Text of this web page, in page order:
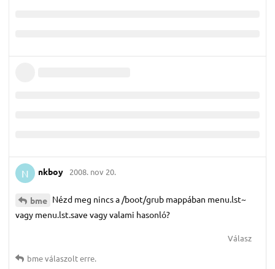
N nkboy 2008. nov 20.
bme Nézd meg nincs a /boot/grub mappában menu.lst~
vagy menu.lst.save vagy valami hasonló?
Válasz
bmeválaszolt erre.